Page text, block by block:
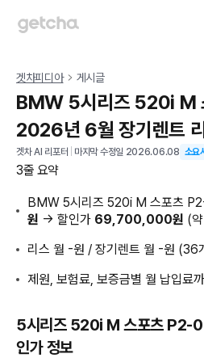
겟차피디아 게시글
BMW 5시리즈 520i M
2026년 6월 장기렌트
겟차 AI 리포터 마지막 수정일 2026.06.08 소요
3줄 요약
BMW 5시리즈 520i M 스포츠
원 → 할인가 69,700,000원 (
리스 월 -원 / 장기렌트 월 -원 (36
제원, 보험료, 보증금별 월 납입료
5시리즈 520i M 스포츠 P2-
인가 정보